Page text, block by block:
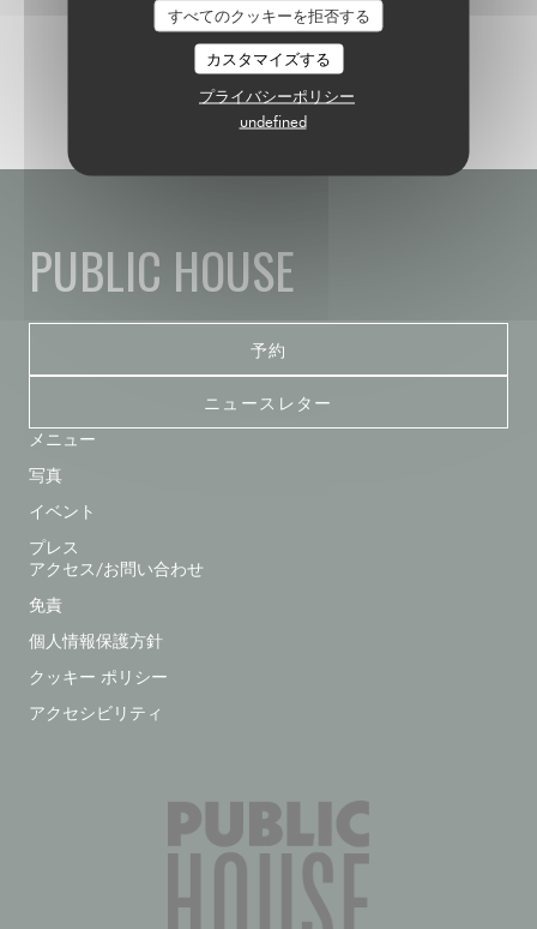
すべてのクッキーを拒否する
カスタマイズする
プライバシーポリシー
undefined
PUBLIC HOUSE
予約
ニュースレター
メニュー
写真
イベント
プレス
アクセス/お問い合わせ
免責
個人情報保護方針
クッキー ポリシー
アクセシビリティ